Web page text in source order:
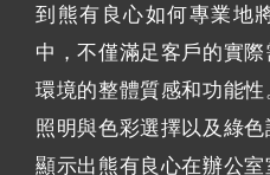
到熊有良心如何專業地
中，不僅滿足客戶的實
環境的整體質感和功能性
照明與色彩選擇以及綠
顯示出熊有良心在辦公